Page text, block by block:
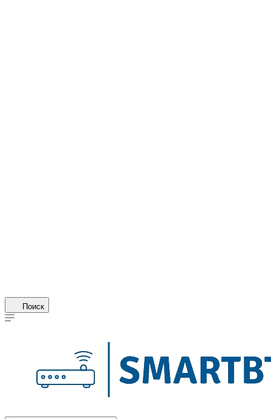
Поиск